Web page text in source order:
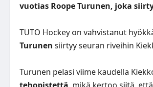
vuotias Roope Turunen, joka
TUTO Hockey on vahvistanut
Turunen siirtyy seuran riveihin
Turunen pelasi viime kaudella